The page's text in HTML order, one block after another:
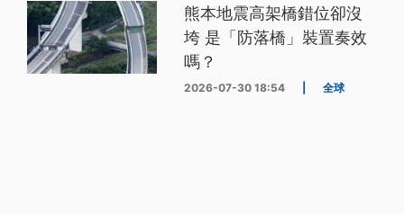
熊本地震高架橋錯位卻沒
垮 是「防落橋」裝置奏效
嗎？
2026-07-30 18:54 全球